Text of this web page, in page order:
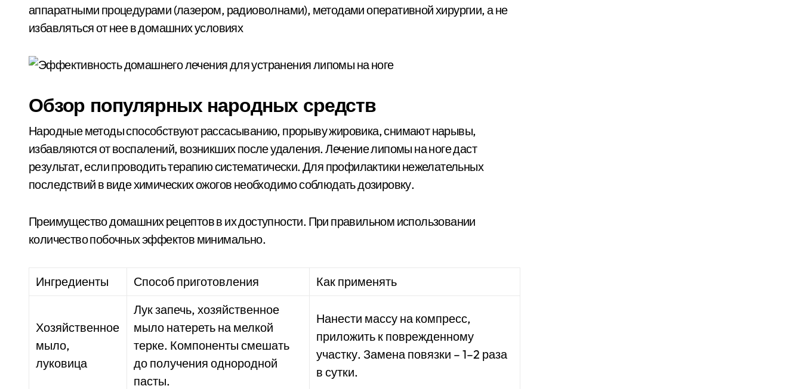
аппаратными процедурами (лазером, радиоволнами), методами оперативной хирургии, а не
избавляться от нее в домашних условиях
Обзор популярных народных средств
Народные методы способствуют рассасыванию, прорыву жировика, снимают нарывы,
избавляются от воспалений, возникших после удаления. Лечение липомы на ноге даст
результат, если проводить терапию систематически. Для профилактики нежелательных
последствий в виде химических ожогов необходимо соблюдать дозировку.
Преимущество домашних рецептов в их доступности. При правильном использовании
количество побочных эффектов минимально.
Ингредиенты Способ приготовления Как применять
Хозяйственное
мыло,
луковица
Лук запечь, хозяйственное
мыло натереть на мелкой
терке. Компоненты смешать
до получения однородной
пасты.
Нанести массу на компресс,
приложить к поврежденному
участку. Замена повязки – 1–2 раза
в сутки.